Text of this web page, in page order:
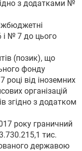
з додатками №
і № 7 до цього
(позик), що
фонду
від іноземних
організацій
згідно з додатком
року граничний
тис.
державою